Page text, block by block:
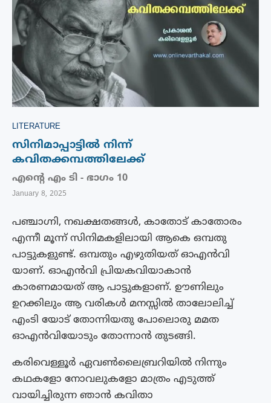
LITERATURE
സിനിമാപ്പാട്ടിൽ നിന്ന്
കവിതക്കമ്പത്തിലേക്ക്
എൻ്റെ എം ടി - ഭാഗം 10
January 8, 2025
പഞ്ചാഗ്നി, നഖക്ഷതങ്ങൾ, കാതോട് കാതോരം
എന്നീ മൂന്ന് സിനിമകളിലായി ആകെ ഒമ്പതു
പാട്ടുകളുണ്ട്. ഒമ്പതും എഴുതിയത് ഓഎൻവി
യാണ്. ഓഎൻവി പ്രിയകവിയാകാൻ
കാരണമായത് ആ പാട്ടുകളാണ്. ഊണിലും
ഉറക്കിലും ആ വരികൾ മനസ്സിൽ താലോലിച്ച്
എംടി യോട് തോന്നിയതു പോലൊരു മമത
ഓഎൻവിയോടും തോന്നാൻ തുടങ്ങി.
കരിവെള്ളൂർ ഏവൺലൈബ്രറിയിൽ നിന്നും
കഥകളോ നോവലുകളോ മാത്രം എടുത്ത്
വായിച്ചിരുന്ന ഞാൻ കവിതാ